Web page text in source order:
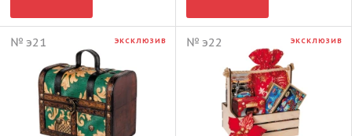
№ э21 ЭКСКЛЮЗИВ № э22 ЭКСКЛЮЗИВ